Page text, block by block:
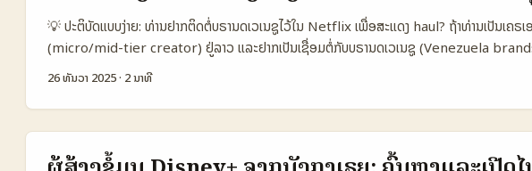
engagement ຈາກການສະແດງສິນຄ້າຫຼືຄວາມສຳເລັດທ່ານເອງ (franceinfo, exemple de
ແມ່ນການຕັ້ງຄຳຖາມບັນຍາກ: ທ່ານຕ້ອງການ reach ທ່ຽວໄປຫນ້າທົ່ວໂລກຫຼືການເຂົ້າຫາກຸ່ມ target ທ່ານ
💡 ປະຕິບັດແບບງ່າຍ: ທ່ານຢາກຕິດຕໍ່ບຣານດເວເນຊູໄວ້ໃນ Netflix ເພື່ອສະແດງ haul? ຖ້າທ່ານເປັນເຄຣ
(micro/mid-tier creator) ຢູ່ລາວ ແລະຢາກເປັນເຊື່ອມຕໍ່ກັບບຣານດເວເນຊູ (Venezuela
— ປັນຫາທີ່ພົບບ່ອງແມ່ນ: ບຣານດແລະແພລດຟອນອາດບໍ່ເປັນຕົວເລືອກທີ່ມີກັນສຳຫຼັບການໂປຣໂມຊັນທອດສ
ບຣານດ. ໃນບລັດຂອງ influencer marketing ທັງໂລກ, ວິທີຮຽນແບບ haul ແລະ dupe ມີຄໍາແນະ
ໃຫ້ຜູ້ຊົມສົນໃຈແລະທົດລອງສິນຄ້າໃໝ່. ຢ່າງໃນການສຶກສາລາຍ, BEUC ໄດ້ບອກວ່າ influencer posts
ແຈ້ງວ່າເປັນໂຄສສົດເປັນສິ່ງຫນຶ່ງທີ່ມີຄວາມສ່ຽງ — ນີ້ເປັນການເຕືອນທີ່ທ່ານຄວນເບິ່ງເພື່ອປົກປ້ອງຄອບຄົວແລ
26 ທັນວາ 2025· 2 ນາທີ